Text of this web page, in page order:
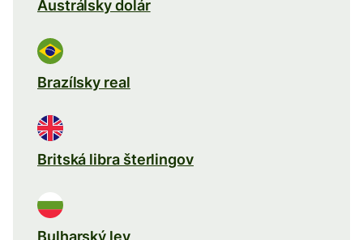
Austrálsky dolár
Brazílsky real
Britská libra šterlingov
Bulharský lev